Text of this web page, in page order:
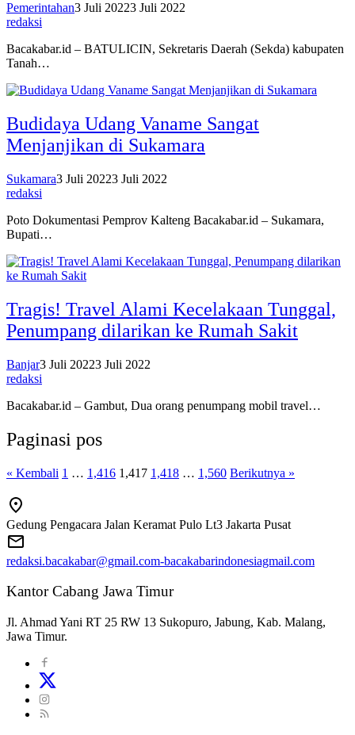
Pemerintahan3 Juli 20223 Juli 2022
redaksi
Bacakabar.id – BATULICIN, Sekretaris Daerah (Sekda) kabupaten
Tanah…
Budidaya Udang Vaname Sangat
Menjanjikan di Sukamara
Sukamara3 Juli 20223 Juli 2022
redaksi
Poto Dokumentasi Pemprov Kalteng Bacakabar.id – Sukamara,
Bupati…
Tragis! Travel Alami Kecelakaan Tunggal,
Penumpang dilarikan ke Rumah Sakit
Banjar3 Juli 20223 Juli 2022
redaksi
Bacakabar.id – Gambut, Dua orang penumpang mobil travel…
Paginasi pos
« Kembali 1 … 1,416 1,417 1,418 … 1,560 Berikutnya »
Gedung Pengacara Jalan Keramat Pulo Lt3 Jakarta Pusat
redaksi.bacakabar@gmail.com-bacakabarindonesiagmail.com
Kantor Cabang Jawa Timur
Jl. Ahmad Yani RT 25 RW 13 Sukopuro, Jabung, Kab. Malang,
Jawa Timur.